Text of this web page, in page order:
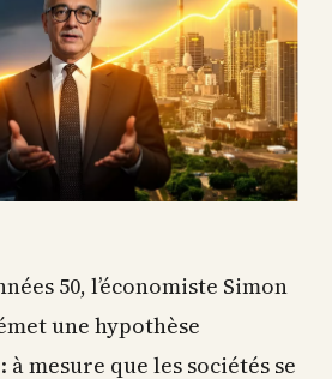
50, l’économiste Simon
une hypothèse
mesure que les sociétés se